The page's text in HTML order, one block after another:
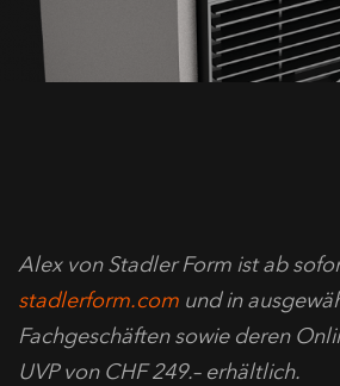
Alex von Stadler Form ist ab
stadlerform.com und in
Fachgeschäften sowie deren
UVP von CHF 249.– erhältlich.